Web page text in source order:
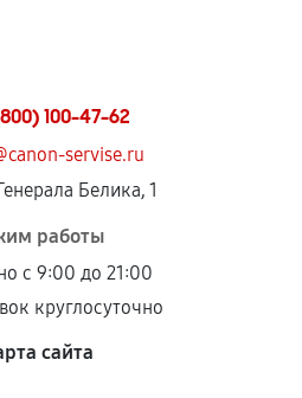
100-47-62
servise.ru
Белика, 1
работы
с 9:00 до 21:00
круглосуточно
сайта